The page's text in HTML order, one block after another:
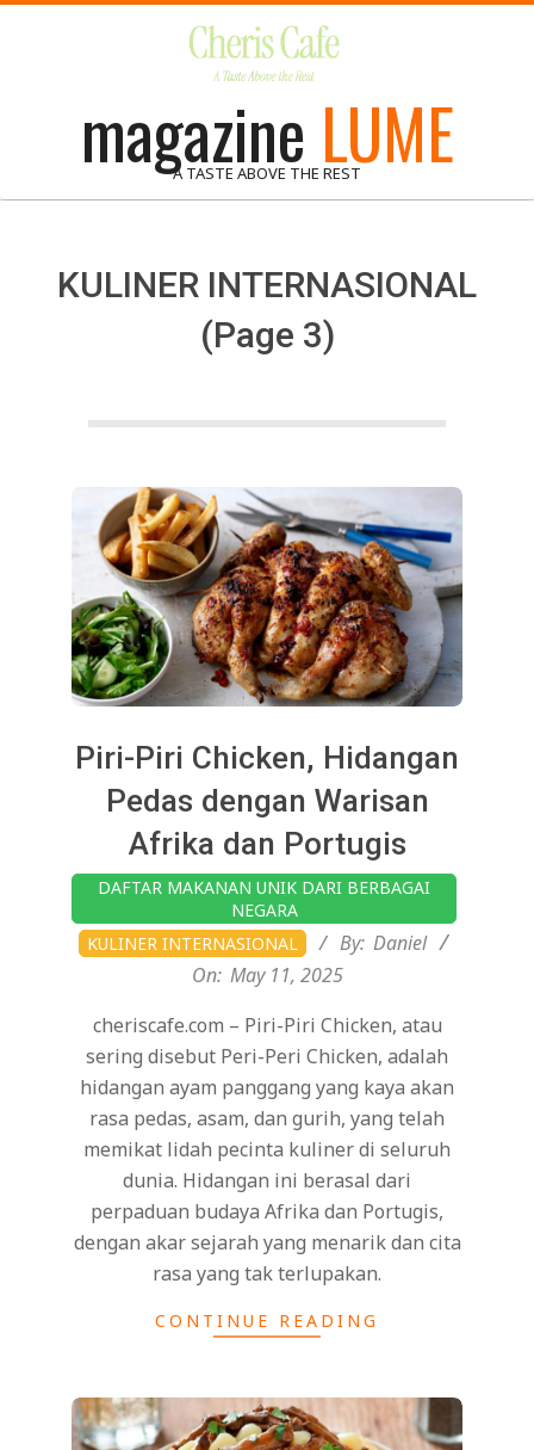
magazine LUME
A TASTE ABOVE THE REST
KULINER INTERNASIONAL
(Page 3)
Piri-Piri Chicken, Hidangan
Pedas dengan Warisan
Afrika dan Portugis
2025-
11
DAFTAR MAKANAN UNIK DARI BERBAGAI
NEGARA
KULINER INTERNASIONAL
By: Daniel
On: May 11, 2025
cheriscafe.com – Piri-Piri Chicken, atau
sering disebut Peri-Peri Chicken, adalah
hidangan ayam panggang yang kaya akan
rasa pedas, asam, dan gurih, yang telah
memikat lidah pecinta kuliner di seluruh
dunia. Hidangan ini berasal dari
perpaduan budaya Afrika dan Portugis,
dengan akar sejarah yang menarik dan cita
rasa yang tak terlupakan.
CONTINUE READING